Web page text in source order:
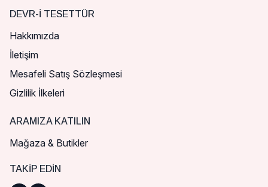
DEVR-I TESETTÜR
Hakkımızda
İletişim
Mesafeli Satış Sözleşmesi
Gizlilik İlkeleri
ARAMIZA KATILIN
Mağaza & Butikler
TAKIP EDIN